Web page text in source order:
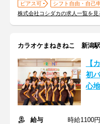
ピアス可
シフト自由・自己
株式会社コシダカの求人一覧を見
カラオケまねきねこ 新潟
【
初
心
給与
時給1100